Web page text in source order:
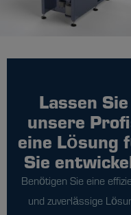
Lassen Sie
unsere
eine Lösung
Sie
Benötigen Sie eine
und zuverlässige